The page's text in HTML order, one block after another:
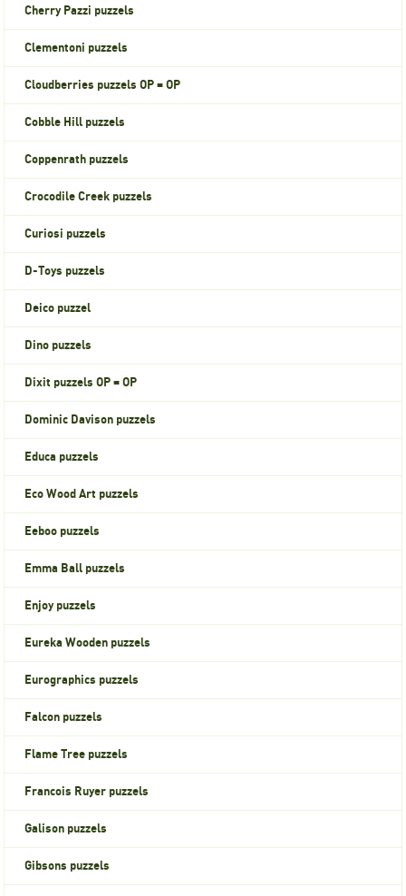
Cherry Pazzi puzzels
Clementoni puzzels
Cloudberries puzzels OP = OP
Cobble Hill puzzels
Coppenrath puzzels
Crocodile Creek puzzels
Curiosi puzzels
D-Toys puzzels
Deico puzzel
Dino puzzels
Dixit puzzels OP = OP
Dominic Davison puzzels
Educa puzzels
Eco Wood Art puzzels
Eeboo puzzels
Emma Ball puzzels
Enjoy puzzels
Eureka Wooden puzzels
Eurographics puzzels
Falcon puzzels
Flame Tree puzzels
Francois Ruyer puzzels
Galison puzzels
Gibsons puzzels